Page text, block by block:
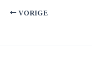
VORIGE